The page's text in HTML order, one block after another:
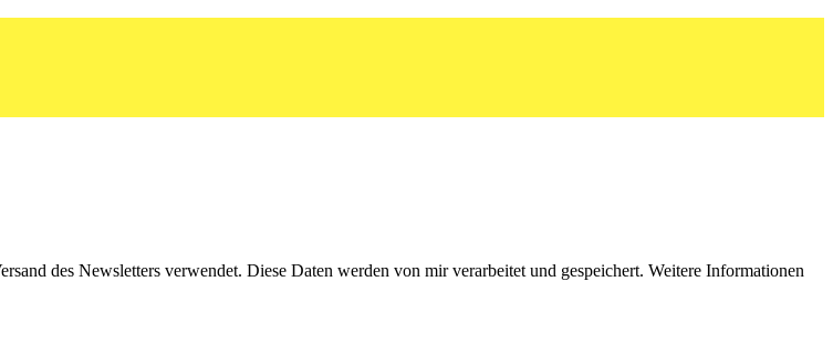
des Newsletters verwendet. Diese Daten werden von mir verarbeitet und gespeichert. Weitere Informationen